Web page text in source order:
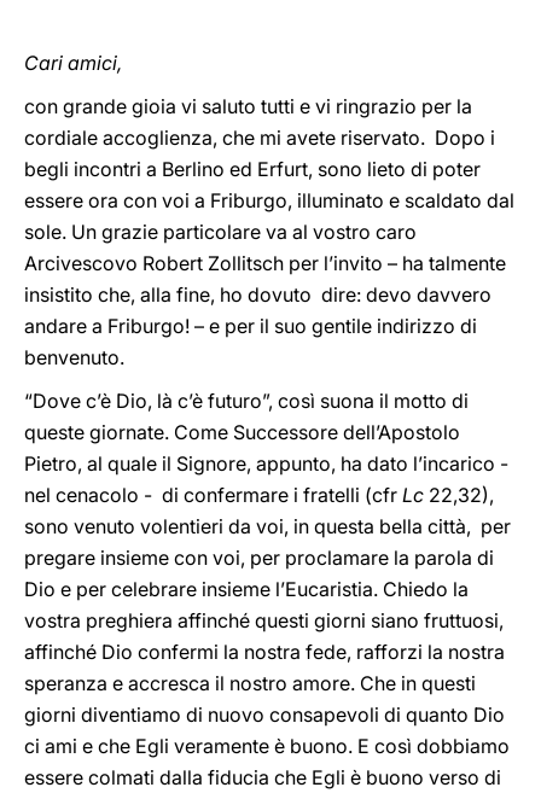
Cari amici,
con grande gioia vi saluto tutti e vi ringrazio per la
cordiale accoglienza, che mi avete riservato. Dopo i
begli incontri a Berlino ed Erfurt, sono lieto di poter
essere ora con voi a Friburgo, illuminato e scaldato dal
sole. Un grazie particolare va al vostro caro
Arcivescovo Robert Zollitsch per l’invito – ha talmente
insistito che, alla fine, ho dovuto dire: devo davvero
andare a Friburgo! – e per il suo gentile indirizzo di
benvenuto.
“Dove c’è Dio, là c’è futuro”, così suona il motto di
queste giornate. Come Successore dell’Apostolo
Pietro, al quale il Signore, appunto, ha dato l’incarico -
nel cenacolo - di confermare i fratelli (cfr Lc 22,32),
sono venuto volentieri da voi, in questa bella città, per
pregare insieme con voi, per proclamare la parola di
Dio e per celebrare insieme l’Eucaristia. Chiedo la
vostra preghiera affinché questi giorni siano fruttuosi,
affinché Dio confermi la nostra fede, rafforzi la nostra
speranza e accresca il nostro amore. Che in questi
giorni diventiamo di nuovo consapevoli di quanto Dio
ci ami e che Egli veramente è buono. E così dobbiamo
essere colmati dalla fiducia che Egli è buono verso di